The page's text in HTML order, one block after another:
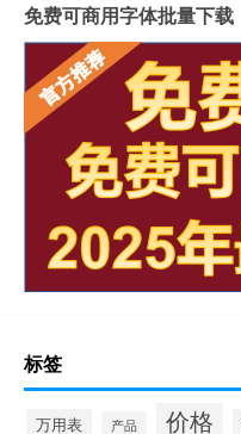
免费可商用字体批量下载
标签
万用表 产品 价格